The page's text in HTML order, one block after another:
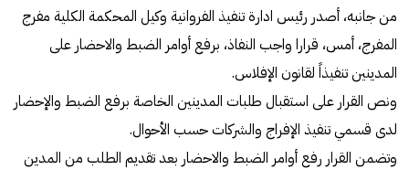
من جانبه، أصدر رئيس ادارة تنفيذ الفروانية وكيل المحكمة الكلية مفرج
المفرج، أمس، قرارا واجب النفاذ، برفع أوامر الضبط والاحضار على
المدينين تنفيذاً لقانون الإفلاس.
ونص القرار على استقبال طلبات المدينين الخاصة برفع الضبط والإحضار
لدى قسمي تنفيذ الإفراج والشركات حسب الأحوال.
وتضمن القرار رفع أوامر الضبط والاحضار بعد تقديم الطلب من المدين